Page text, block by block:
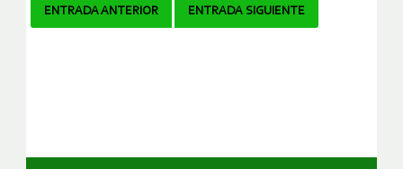
Navegador
ENTRADA ANTERIOR ENTRADA SIGUIENTE